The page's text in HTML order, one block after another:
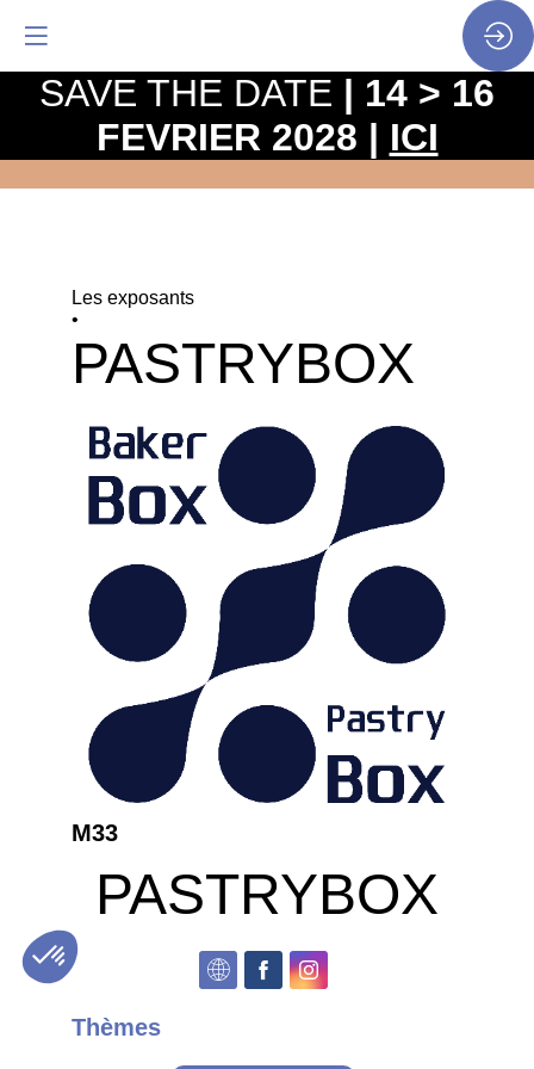
Les exposants
•
PASTRYBOX
M33
PASTRYBOX
Thèmes
SAVE THE DATE | 14 > 16
FEVRIER 2028 | ICI